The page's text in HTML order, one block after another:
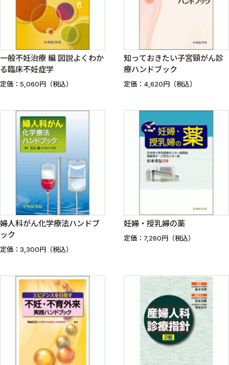
一般不妊治療 編 図説よくわか
る臨床不妊症学
定価：5,060円（税込）
知っておきたい子宮頸がん診
療ハンドブック
定価：4,620円（税込）
婦人科がん化学療法ハンドブ
ック
定価：3,300円（税込）
妊婦・授乳婦の薬
定価：7,260円（税込）